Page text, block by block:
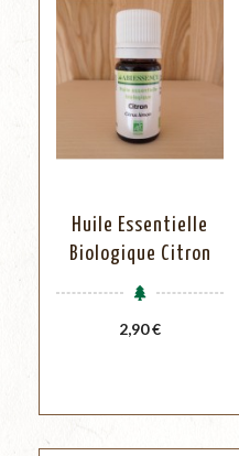
Huile Essentielle
Biologique Citron
Prix
2,90 €